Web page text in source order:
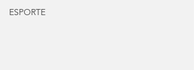
ESPORTE